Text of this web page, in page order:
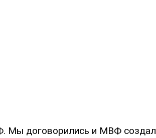
Мы договорились и МВФ создал